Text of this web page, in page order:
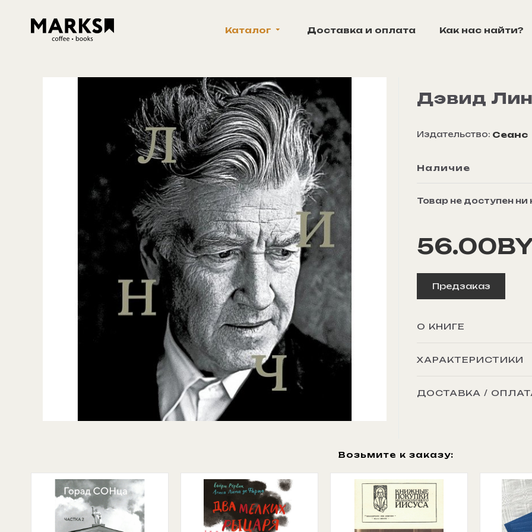
Каталог Доставка и оплата Как нас найти?
Дэвид
Наличие
Товар не доступен
Издательство: Сеанс
Предзаказ
О КНИГЕ
ХАРАКТЕРИСТИКИ
ДОСТАВКА /
Возьмите к заказу: